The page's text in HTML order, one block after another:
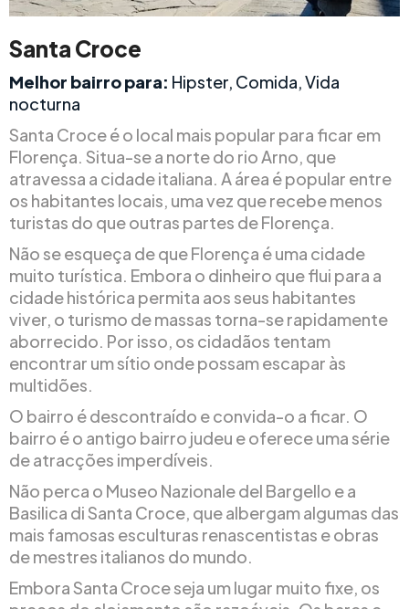
Santa Croce
Melhor bairro para: Hipster, Comida, Vida
nocturna
Santa Croce é o local mais popular para ficar em
Florença. Situa-se a norte do rio Arno, que
atravessa a cidade italiana. A área é popular entre
os habitantes locais, uma vez que recebe menos
turistas do que outras partes de Florença.
Não se esqueça de que Florença é uma cidade
muito turística. Embora o dinheiro que flui para a
cidade histórica permita aos seus habitantes
viver, o turismo de massas torna-se rapidamente
aborrecido. Por isso, os cidadãos tentam
encontrar um sítio onde possam escapar às
multidões.
O bairro é descontraído e convida-o a ficar. O
bairro é o antigo bairro judeu e oferece uma série
de atracções imperdíveis.
Não perca o Museo Nazionale del Bargello e a
Basilica di Santa Croce, que albergam algumas das
mais famosas esculturas renascentistas e obras
de mestres italianos do mundo.
Embora Santa Croce seja um lugar muito fixe, os